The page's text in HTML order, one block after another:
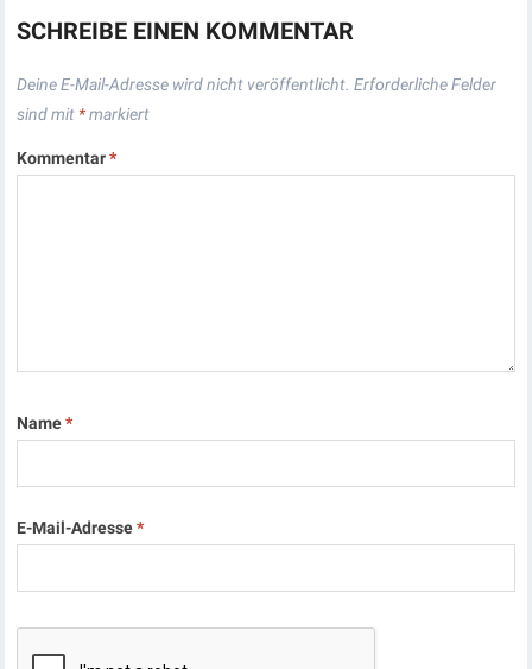
SCHREIBE EINEN KOMMENTAR
Deine E-Mail-Adresse wird nicht veröffentlicht. Erforderliche Felder
sind mit *markiert
Kommentar*
Name*
E-Mail-Adresse*